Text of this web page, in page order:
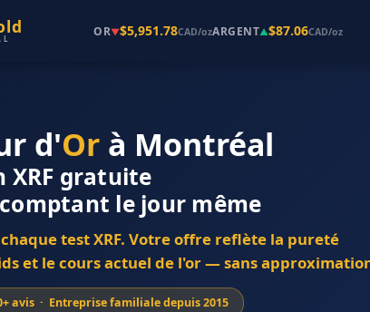
OR▼$5,951.78CAD/ozARGENT▲$87.06CAD/oz
d'Or à Montréal
XRF gratuite
le jour même
chaque test XRF. Votre offre reflète la pureté
et le cours actuel de l'or — sans
avis · Entreprise familiale depuis 2015